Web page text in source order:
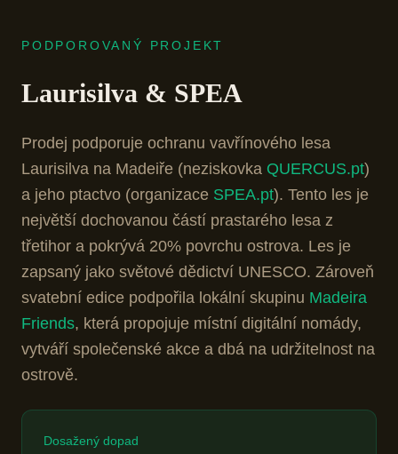
PODPOROVANÝ PROJEKT
Laurisilva & SPEA
Prodej podporuje ochranu vavřínového lesa
Laurisilva na Madeiře (neziskovka QUERCUS.pt)
a jeho ptactvo (organizace SPEA.pt). Tento les je
největší dochovanou částí prastarého lesa z
třetihor a pokrývá 20% povrchu ostrova. Les je
zapsaný jako světové dědictví UNESCO. Zároveň
svatební edice podpořila lokální skupinu Madeira
Friends, která propojuje místní digitální nomády,
vytváří společenské akce a dbá na udržitelnost na
ostrově.
Dosažený dopad